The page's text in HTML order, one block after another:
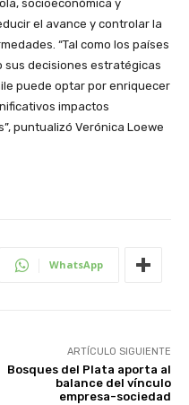
socioeconómica y
el avance y controlar la
“Tal como los países
decisiones estratégicas
puede optar por enriquecer
impactos
puntualizó Verónica Loewe
WhatsApp
ARTÍCULO SIGUIENTE
Bosques del Plata aporta al
balance del vínculo
empresa-sociedad